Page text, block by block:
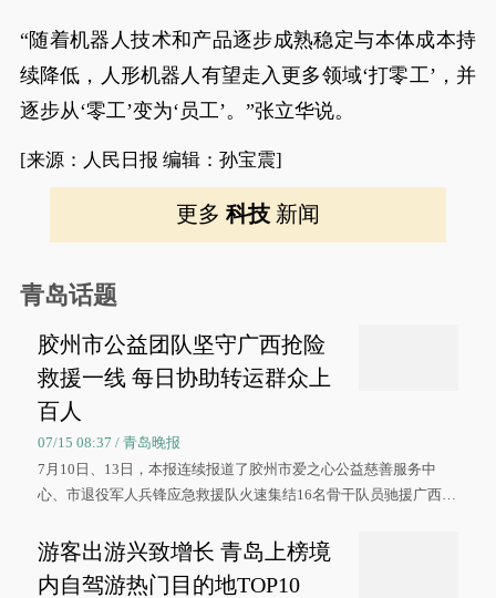
“随着机器人技术和产品逐步成熟稳定与本体成本持
续降低，人形机器人有望走入更多领域‘打零工’，并
逐步从‘零工’变为‘员工’。”张立华说。
[来源：人民日报 编辑：孙宝震]
更多 科技 新闻
青岛话题
胶州市公益团队坚守广西抢险
救援一线 每日协助转运群众上
百人
07/15 08:37 / 青岛晚报
7月10日、13日，本报连续报道了胶州市爱之心公益慈善服务中
心、市退役军人兵锋应急救援队火速集结16名骨干队员驰援广西灾
游客出游兴致增长 青岛上榜境
内自驾游热门目的地TOP10